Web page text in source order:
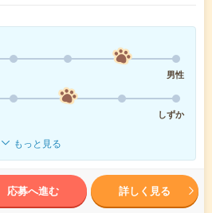
男性
しずか
もっと見る
応募へ進む 詳しく見る